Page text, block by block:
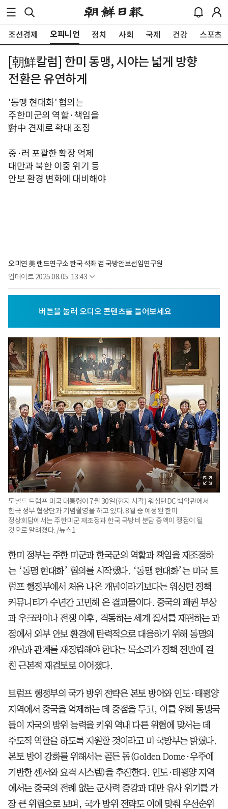
조선경제 오피니언 정치 사회 국제 건강 스포츠
[朝鮮칼럼] 한미 동맹, 시야는 넓게 방향
전환은 유연하게
'동맹 현대화' 협의는
주한미군의 역할·책임을
對中 견제로 확대 조정
중·러 포괄한 확장 억제
대만과 북한 이중 위기 등
안보 환경 변화에 대비해야
오미연 美 랜드연구소 한국 석좌 겸 국방안보선임연구원
업데이트 2025.08.05. 13:43
도널드 트럼프 미국 대통령이 7월 30일(현지 시각) 워싱턴DC 백악관에서
한국 정부 협상단과 기념촬영을 하고 있다. 8월 중 예정된 한미
정상회담에서는 주한미군 재조정과 한국 국방비 분담 증액이 쟁점이 될
것으로 알려졌다. /뉴스1
한미 정부는 주한 미군과 한국군의 역할과 책임을 재조정하
는 ‘동맹 현대화’ 협의를 시작했다. ‘동맹 현대화’는 미국 트
럼프 행정부에서 처음 나온 개념이라기보다는 워싱턴 정책
커뮤니티가 수년간 고민해 온 결과물이다. 중국의 패권 부상
과 우크라이나 전쟁 이후, 격동하는 세계 질서를 재편하는 과
정에서 외부 안보 환경에 탄력적으로 대응하기 위해 동맹의
개념과 관계를 재정립해야 한다는 목소리가 정책 전반에 걸
친 근본적 재검토로 이어졌다.
트럼프 행정부의 국가 방위 전략은 본토 방어와 인도·태평양
지역에서 중국을 억제하는 데 중점을 두고, 이를 위해 동맹국
들이 자국의 방위 능력을 키워 역내 다른 위협에 맞서는 데
주도적 역할을 하도록 지원할 것이라고 미 국방부는 밝혔다.
본토 방어 강화를 위해서는 골든 돔(Golden Dome·우주에
기반한 센서와 요격 시스템)을 추진한다. 인도·태평양 지역
에서는 중국의 전례 없는 군사력 증강과 대만 유사 위기를 가
장 큰 위협으로 보며, 국가 방위 전략도 이에 맞춰 우선순위